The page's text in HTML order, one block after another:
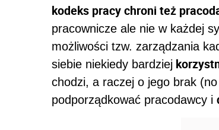
kodeks pracy chroni też
pracownicze ale nie w każdej
możliwości tzw. zarządzania
siebie niekiedy bardziej
chodzi, a raczej o jego brak
podporządkować pracodawcy i